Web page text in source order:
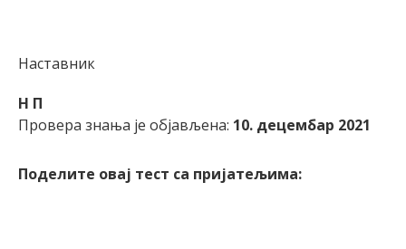
Наставник
Н П
Провера знања је објављена: 10. децембар 2021
Поделите овај тест са пријатељима: